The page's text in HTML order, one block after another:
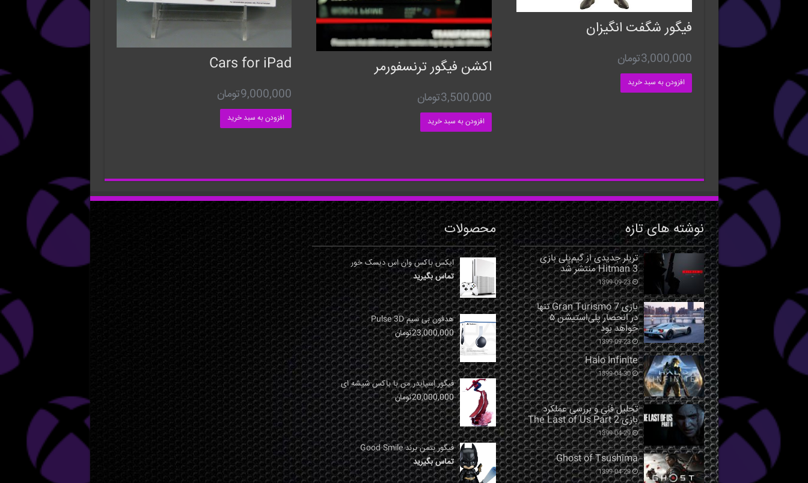
فیگور شگفت انگیزان
3,000,000تومان
افزودن به سبد خرید
اکشن فیگور ترنسفورمر
3,500,000تومان
افزودن به سبد خرید
Cars for iPad
9,000,000تومان
افزودن به سبد خرید
نوشته های تازه
تریلر جدیدی از گیم‌پلی بازی
Hitman 3 منتشر شد
1399-09-23
بازی Gran Turismo 7 تنها
در انحصار پلی‌استیشن ۵
خواهد بود
1399-09-23
Halo Infinite
1399-04-30
تحلیل فنی و بررسی عملکرد
بازی The Last of Us Part 2
1399-04-29
Ghost of Tsushima
1399-04-29
محصولات
ایکس باکس وان اس دیسک خور
تماس بگیرید
هدفون بی سیم Pulse 3D
23,000,000تومان
فیگور اسپایدر من با باکس شیشه ای
20,000,000تومان
فیگور بتمن برند Good Smile
تماس بگیرید